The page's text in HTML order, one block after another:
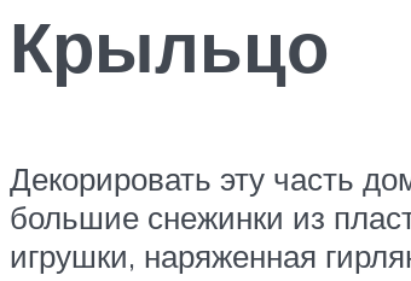
Крыльцо
Декорировать эту часть
большие снежинки из
игрушки, наряженная